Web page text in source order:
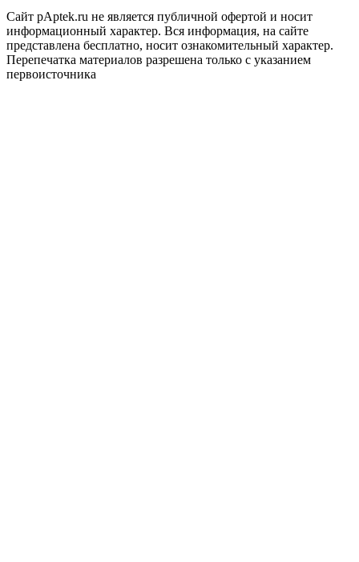
Сайт pAptek.ru не является публичной офертой и носит
информационный характер. Вся информация, на сайте
представлена бесплатно, носит ознакомительный характер.
Перепечатка материалов разрешена только с указанием
первоисточника